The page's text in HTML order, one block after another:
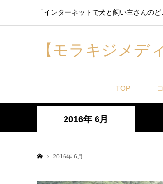
「インターネットで犬と飼い主さんの
【モラキジメ
TOP
2016年 6月
2016年 6月